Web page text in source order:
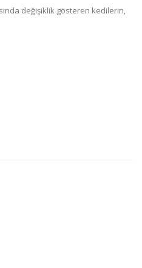
değişiklik gösteren kedilerin,